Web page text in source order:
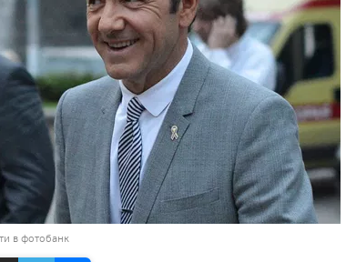
в фотобанк